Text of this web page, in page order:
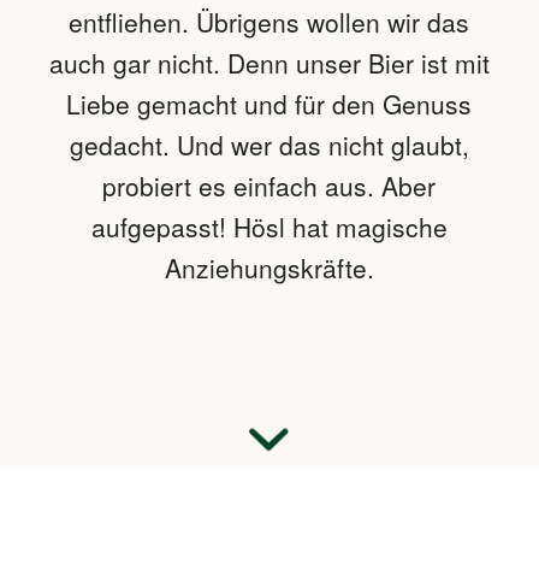
entfliehen. Übrigens wollen wir das
auch gar nicht. Denn unser Bier ist mit
Liebe gemacht und für den Genuss
gedacht. Und wer das nicht glaubt,
probiert es einfach aus. Aber
aufgepasst! Hösl hat magische
Anziehungskräfte.